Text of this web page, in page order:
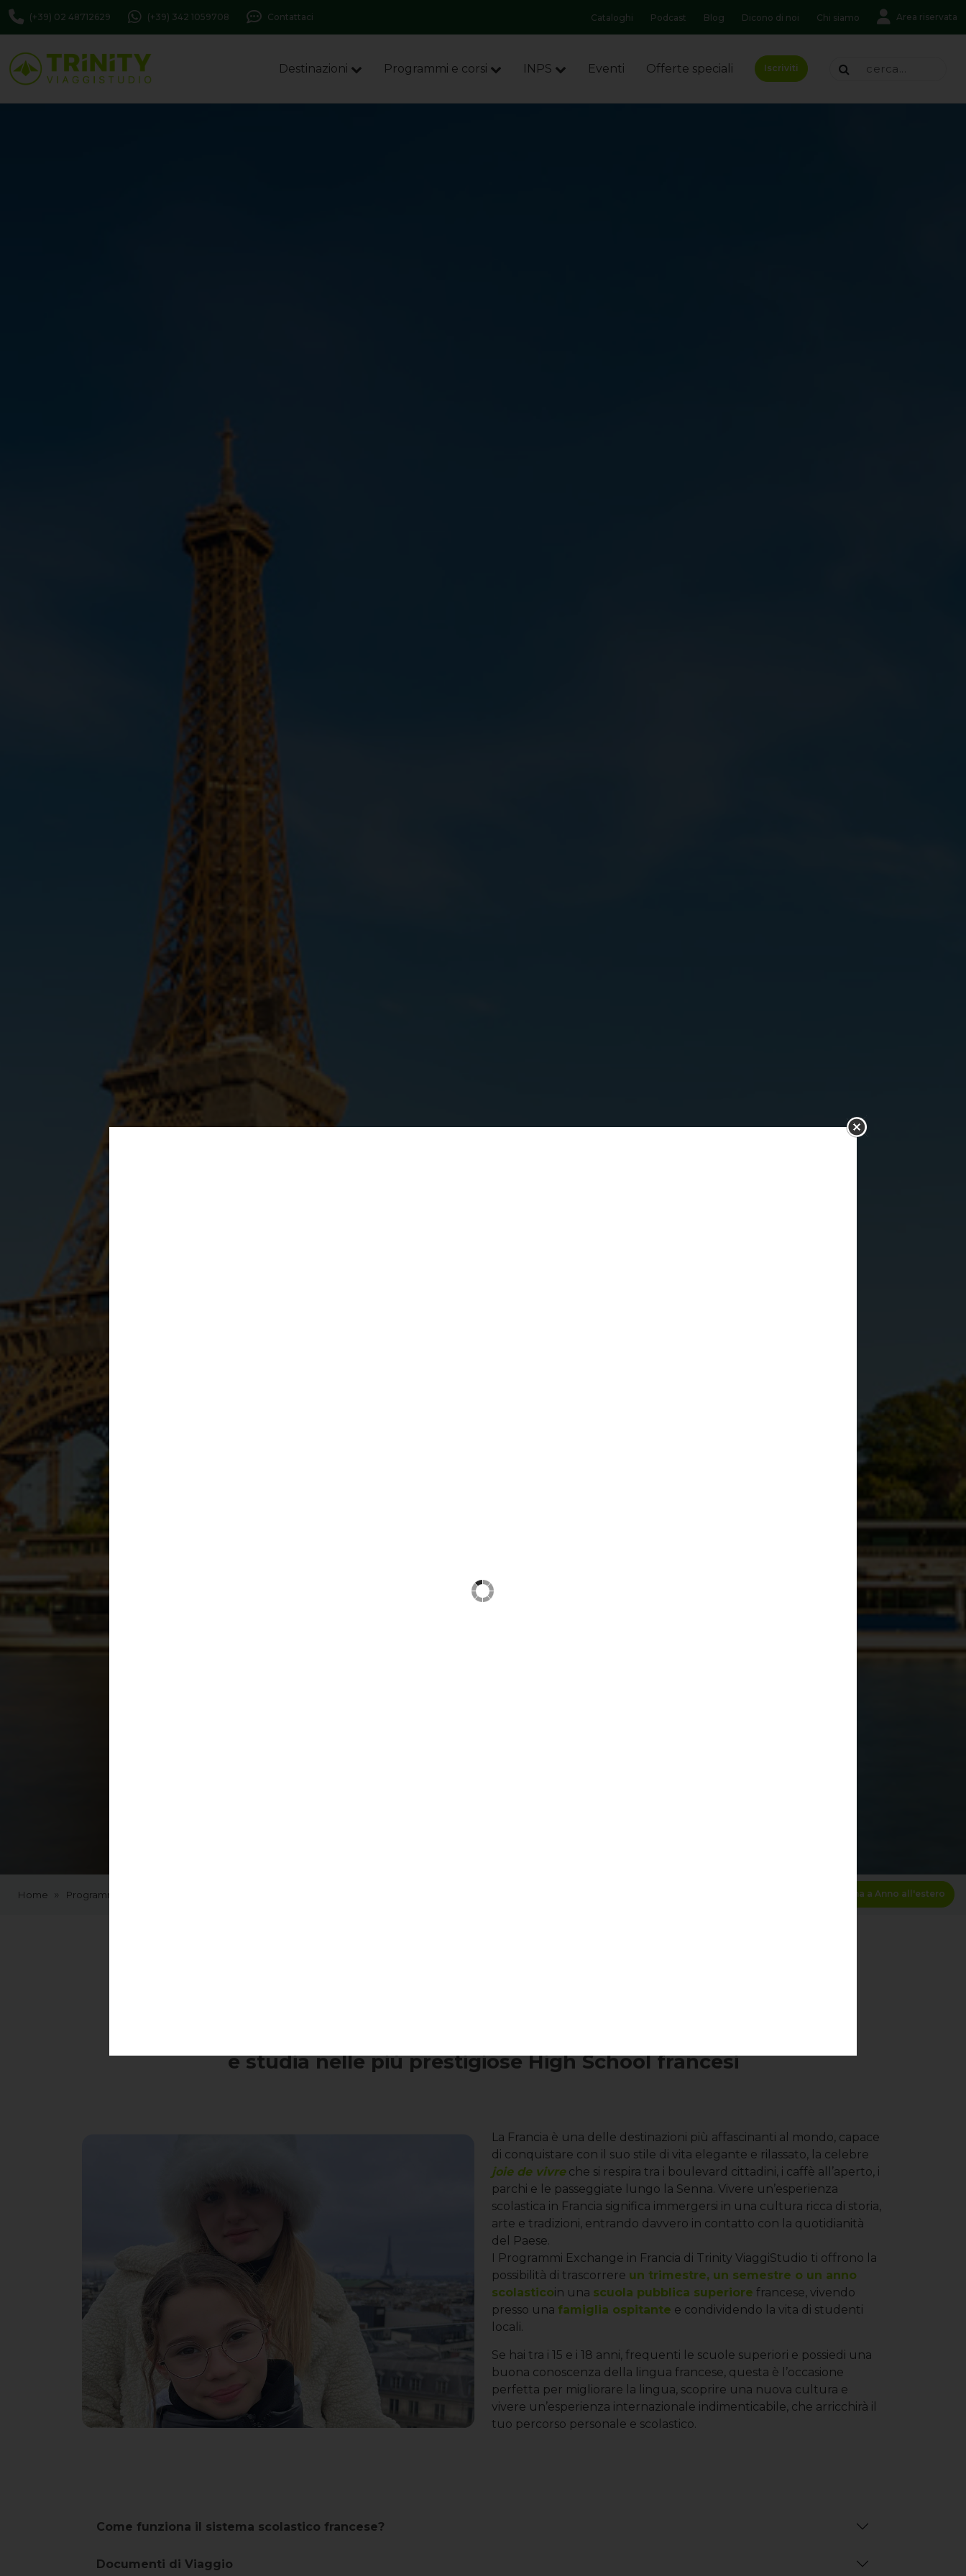
(+39) 02 48712629 (+39) 342 1059708 Contattaci Cataloghi Podcast Blog Dicono di noi Chi siamo Area riservata
Destinazioni Programmi e corsi INPS Eventi Offerte speciali Iscriviti
Home Programmi e corsi Torna a Anno all'estero
e studia nelle più prestigiose High School francesi
La Francia è una delle destinazioni più affascinanti al mondo, capace
di conquistare con il suo stile di vita elegante e rilassato, la celebre
joie de vivreche si respira tra i boulevard cittadini, i caffè all’aperto, i
parchi e le passeggiate lungo la Senna. Vivere un’esperienza
scolastica in Francia significa immergersi in una cultura ricca di storia,
arte e tradizioni, entrando davvero in contatto con la quotidianità
del Paese.
I Programmi Exchange in Francia di Trinity ViaggiStudio ti offrono la
possibilità di trascorrere un trimestre, un semestre o un anno
scolasticoin una scuola pubblica superiore francese, vivendo
presso una famiglia ospitante e condividendo la vita di studenti
locali.
Se hai tra i 15 e i 18 anni, frequenti le scuole superiori e possiedi una
buona conoscenza della lingua francese, questa è l’occasione
perfetta per migliorare la lingua, scoprire una nuova cultura e
vivere un’esperienza internazionale indimenticabile, che arricchirà il
tuo percorso personale e scolastico.
Come funziona il sistema scolastico francese?
Documenti di Viaggio